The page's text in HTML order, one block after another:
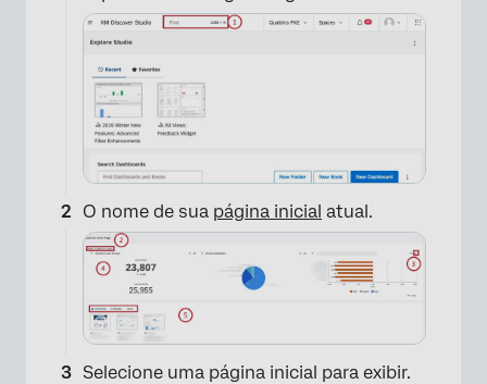
O nome de sua página inicial atual.
Selecione uma página inicial para exibir.